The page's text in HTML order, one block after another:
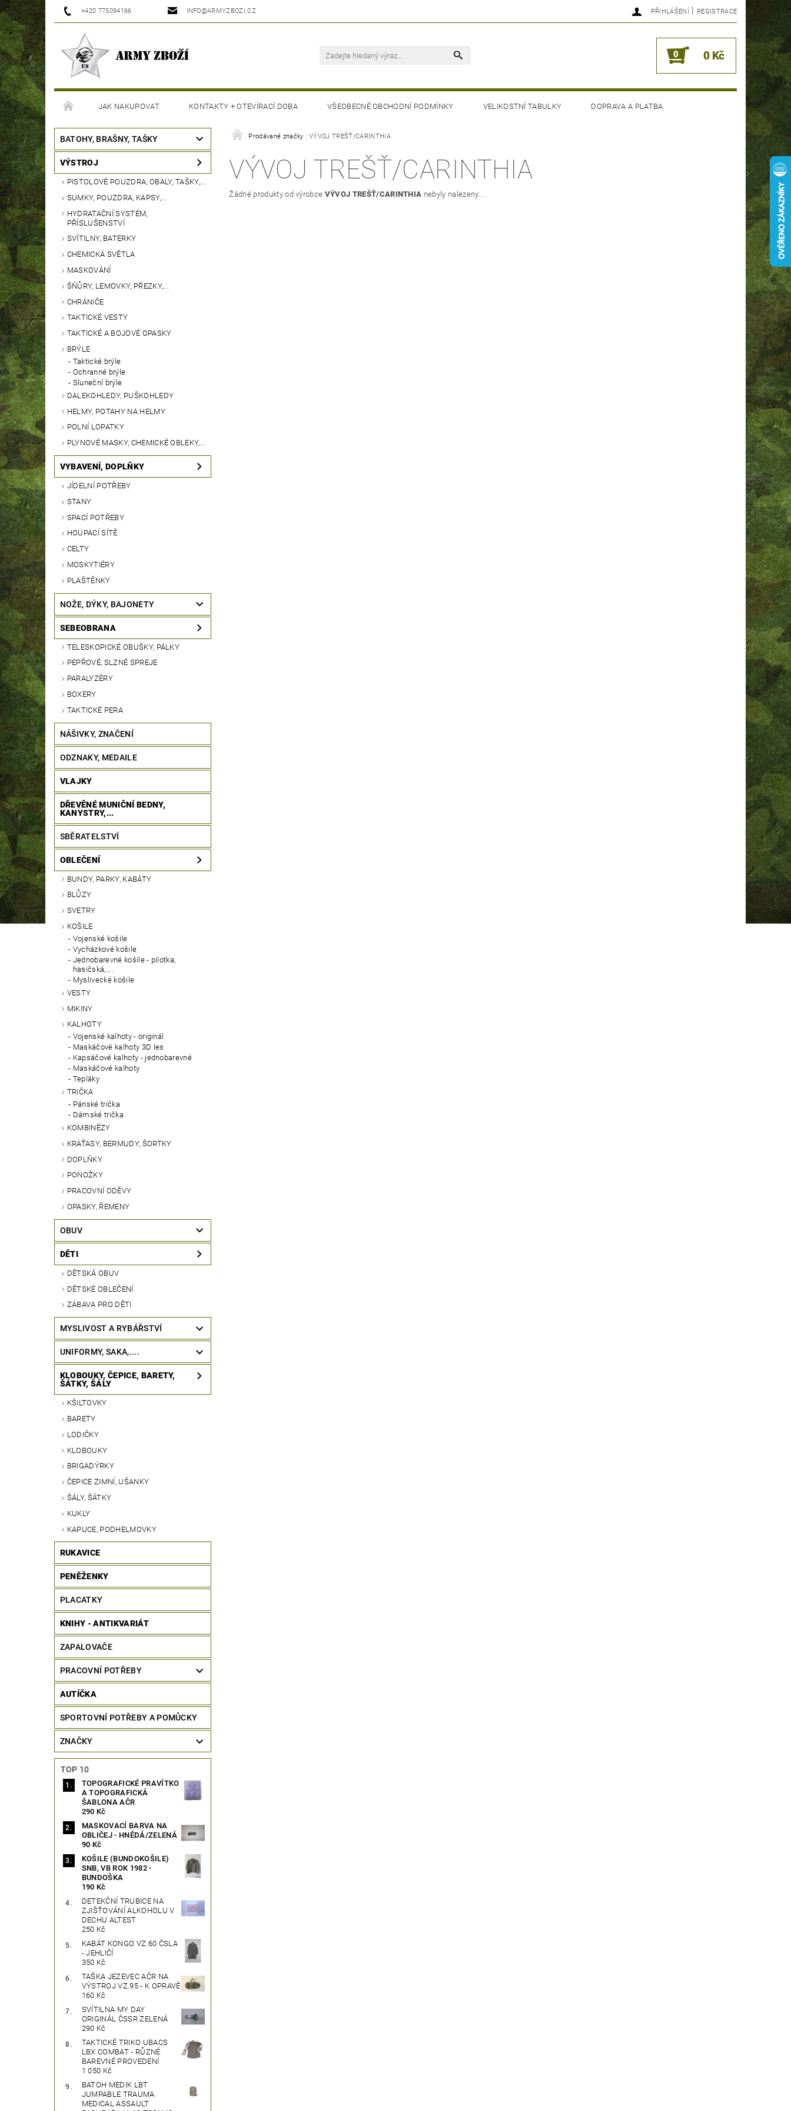
+420 775094166 INFO@ARMYZBOZI.CZ PŘIHLÁŠENÍ | REGISTRACE
0 0 Kč
JAK NAKUPOVAT KONTAKTY + OTEVÍRACÍ DOBA VŠEOBECNÉ OBCHODNÍ PODMÍNKY VELIKOSTNÍ TABULKY DOPRAVA A PLATBA
MOJE OBJEDNÁVKA
BATOHY, BRAŠNY, TAŠKY
VÝSTROJ
PISTOLOVÉ POUZDRA, OBALY, TAŠKY,...
SUMKY, POUZDRA, KAPSY,...
HYDRATAČNÍ SYSTÉM,
PŘÍSLUŠENSTVÍ
SVÍTILNY, BATERKY
CHEMICKÁ SVĚTLA
MASKOVÁNÍ
ŠŇŮRY, LEMOVKY, PŘEZKY,...
CHRÁNIČE
TAKTICKÉ VESTY
TAKTICKÉ A BOJOVÉ OPASKY
BRÝLE
Taktické brýle
Ochranné brýle
Sluneční brýle
DALEKOHLEDY, PUŠKOHLEDY
HELMY, POTAHY NA HELMY
POLNÍ LOPATKY
PLYNOVÉ MASKY, CHEMICKÉ OBLEKY,...
VYBAVENÍ, DOPLŇKY
JÍDELNÍ POTŘEBY
STANY
SPACÍ POTŘEBY
HOUPACÍ SÍTĚ
CELTY
MOSKYTIÉRY
PLAŠTĚNKY
NOŽE, DÝKY, BAJONETY
SEBEOBRANA
TELESKOPICKÉ OBUŠKY, PÁLKY
PEPŘOVÉ, SLZNÉ SPREJE
PARALYZÉRY
BOXERY
TAKTICKÉ PERA
NÁŠIVKY, ZNAČENÍ
ODZNAKY, MEDAILE
VLAJKY
DŘEVĚNÉ MUNIČNÍ BEDNY,
KANYSTRY,...
SBĚRATELSTVÍ
OBLEČENÍ
BUNDY, PARKY, KABÁTY
BLŮZY
SVETRY
KOŠILE
Vojenské košile
Vycházkové košile
Jednobarevné košile - pilotka,
hasičská,....
Myslivecké košile
VESTY
MIKINY
KALHOTY
Vojenské kalhoty - originál
Maskáčové kalhoty 3D les
Kapsáčové kalhoty - jednobarevné
Maskáčové kalhoty
Tepláky
TRIČKA
Pánské trička
Dámské trička
KOMBINÉZY
KRAŤASY, BERMUDY, ŠORTKY
DOPLŇKY
PONOŽKY
PRACOVNÍ ODĚVY
OPASKY, ŘEMENY
OBUV
DĚTI
DĚTSKÁ OBUV
DĚTSKÉ OBLEČENÍ
ZÁBAVA PRO DĚTI
MYSLIVOST A RYBÁŘSTVÍ
UNIFORMY, SAKA,....
KLOBOUKY, ČEPICE, BARETY,
ŠÁTKY, ŠÁLY
KŠILTOVKY
BARETY
LODIČKY
KLOBOUKY
BRIGADÝRKY
ČEPICE ZIMNÍ, UŠANKY
ŠÁLY, ŠÁTKY
KUKLY
KAPUCE, PODHELMOVKY
RUKAVICE
PENĚŽENKY
PLACATKY
KNIHY - ANTIKVARIÁT
ZAPALOVAČE
PRACOVNÍ POTŘEBY
AUTÍČKA
SPORTOVNÍ POTŘEBY A POMŮCKY
ZNAČKY
TOP 10
TOPOGRAFICKÉ PRAVÍTKO
A TOPOGRAFICKÁ
ŠABLONA AČR
290 Kč
MASKOVACÍ BARVA NA
OBLIČEJ - HNĚDÁ/ZELENÁ
90 Kč
KOŠILE (BUNDOKOŠILE)
SNB, VB ROK 1982 -
BUNDOŠKA
190 Kč
DETEKČNÍ TRUBICE NA
ZJIŠŤOVÁNÍ ALKOHOLU V
DECHU ALTEST
250 Kč
KABÁT KONGO VZ.60 ČSLA
- JEHLIČÍ
350 Kč
TAŠKA JEZEVEC AČR NA
VÝSTROJ VZ.95 - K OPRAVĚ
160 Kč
SVÍTILNA MY DAY
ORIGINÁL ČSSR ZELENÁ
290 Kč
TAKTICKÉ TRIKO UBACS
LBX COMBAT - RŮZNÉ
BAREVNÉ PROVEDENÍ
1 050 Kč
BATOH MEDIK LBT
JUMPABLE TRAUMA
MEDICAL ASSAULT
Prodávané značky VÝVOJ TREŠŤ/CARINTHIA
VÝVOJ TREŠŤ/CARINTHIA
Žádné produkty od výrobce VÝVOJ TREŠŤ/CARINTHIA nebyly nalezeny....